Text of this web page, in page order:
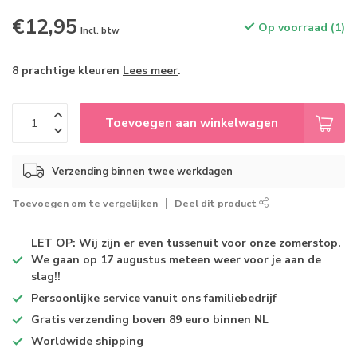
€12,95 Incl. btw Op voorraad (1)
8 prachtige kleuren Lees meer.
Toevoegen aan winkelwagen
Verzending binnen twee werkdagen
Toevoegen om te vergelijken Deel dit product
LET OP: Wij zijn er even tussenuit voor onze zomerstop.
We gaan op 17 augustus meteen weer voor je aan de
slag!!
Persoonlijke service vanuit ons familiebedrijf
Gratis verzending boven 89 euro binnen NL
Worldwide shipping